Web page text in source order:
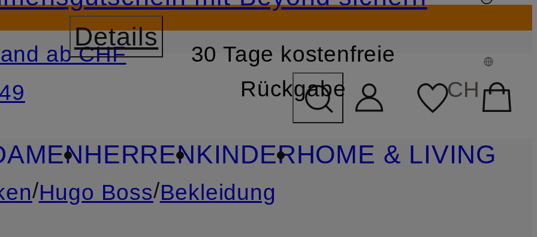
ZUM SUCHFELD ÜBERSPRINGEN
Details
ab CHF
30 Tage kostenfreie
Rückgabe
CH
HERRENKINDERHOME & LIVING
/Hugo Boss/Bekleidung